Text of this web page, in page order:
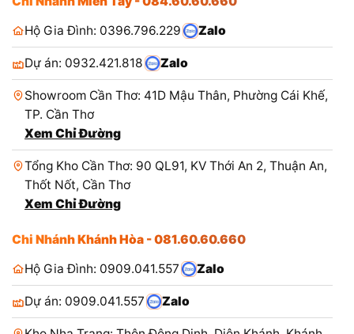
Hộ Gia Đình: 0396.796.229
Zalo
Dự án: 0932.421.818 Zalo
Showroom Cần Thơ: 41D Mậu Thân, Phường Cái Khế,
TP. Cần Thơ
Xem Chỉ Đường
Tổng Kho Cần Thơ: 90 QL91, KV Thới An 2, Thuận An,
Thốt Nốt, Cần Thơ
Xem Chỉ Đường
Chi Nhánh Khánh Hòa - 081.60.60.660
Hộ Gia Đình: 0909.041.557
Zalo
Dự án: 0909.041.557 Zalo